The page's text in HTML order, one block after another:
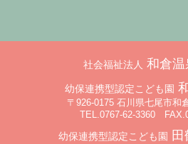
ビ
社会福祉法人 和倉温
幼保連携型認定こども園
〒926-0175 石川県七尾市和
TEL.0767-62-3360
幼保連携型認定こども園